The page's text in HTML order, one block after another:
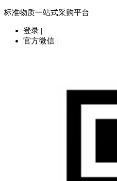
标准物质一站式采购平台
登录 |
官方微信 |